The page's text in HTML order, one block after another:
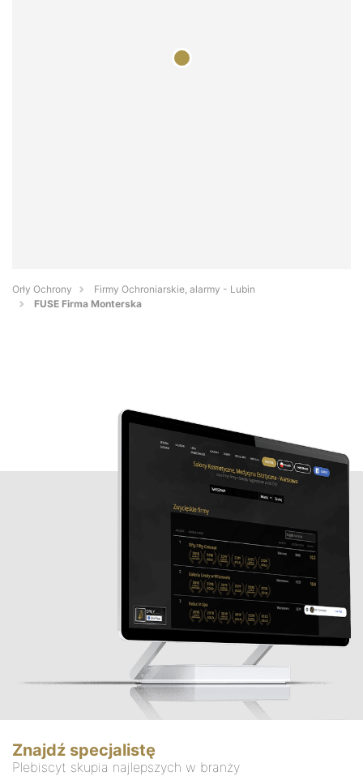
Orły Ochrony
Firmy Ochroniarskie, alarmy - Lubin
FUSE Firma Monterska
Znajdź specjalistę
Plebiscyt skupia najlepszych w branży